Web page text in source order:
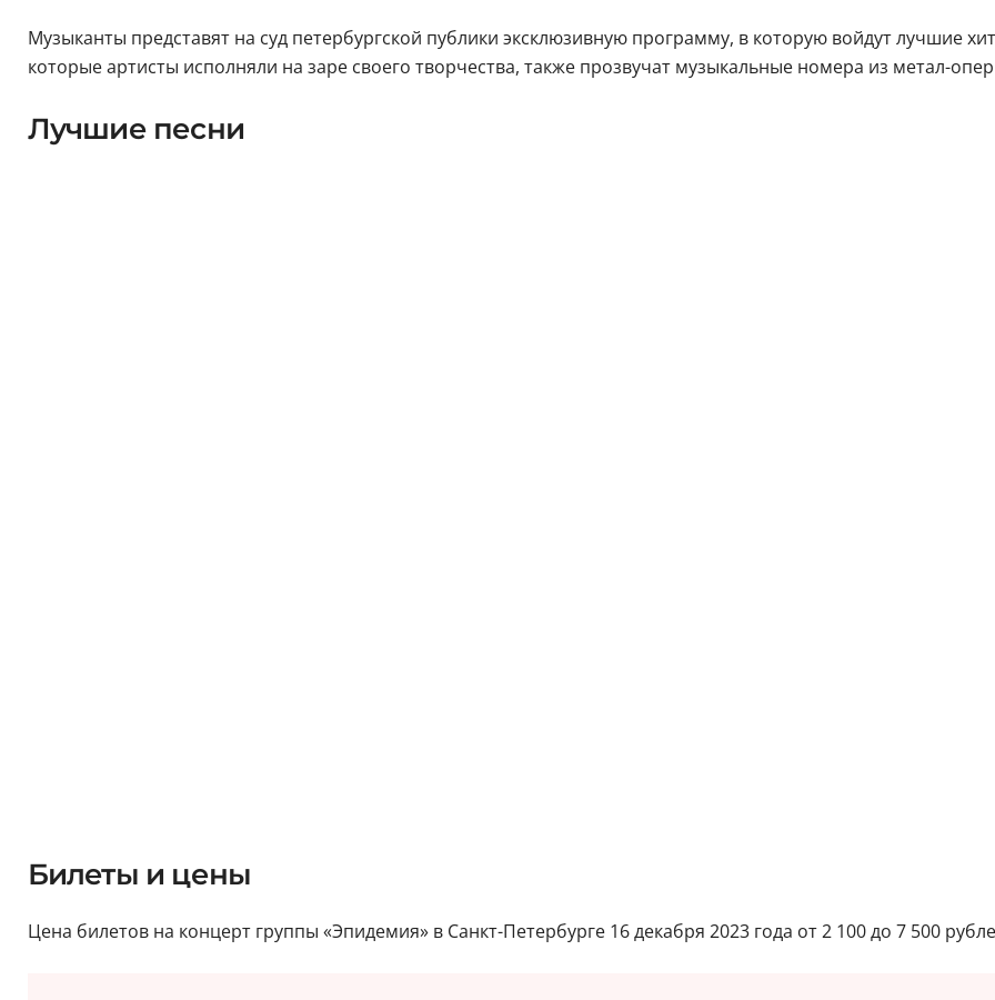
Музыканты представят на суд петербургской публики эксклюзивную программу, в которую войдут лучшие
которые артисты исполняли на заре своего творчества, также прозвучат музыкальные номера из метал-
Лучшие песни
Билеты и цены
Цена билетов на концерт группы «Эпидемия» в Санкт-Петербурге 16 декабря 2023 года от 2 100 до 7 500